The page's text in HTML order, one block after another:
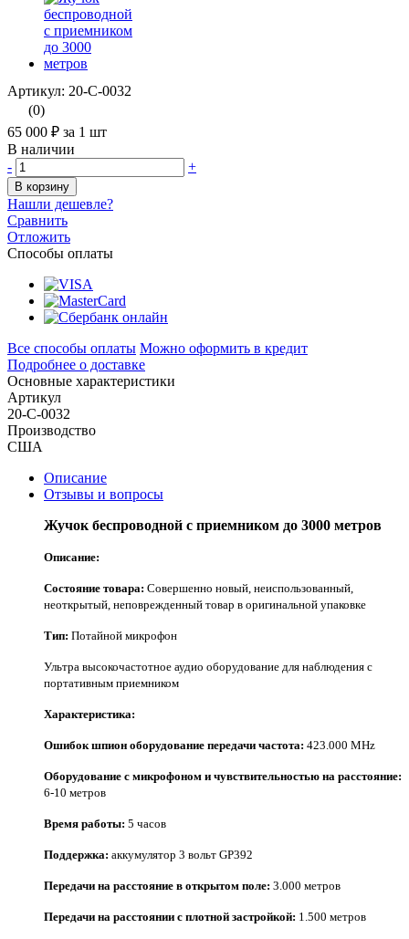
Артикул: 20-С-0032
(0)
65 000 ₽ за 1 шт
В наличии
-
+
В корзину
Нашли дешевле?
Сравнить
Отложить
Способы оплаты
Все способы оплаты Можно оформить в кредит
Подробнее о доставке
Основные характеристики
Артикул
20-С-0032
Производство
США
Описание
Отзывы и вопросы
Жучок беспроводной с приемником до 3000 метров
Описание:
Состояние товара: Совершенно новый, неиспользованный,
неоткрытый, неповрежденный товар в оригинальной упаковке
Тип: Потайной микрофон
Ультра высокочастотное аудио оборудование для наблюдения с
портативным приемником
Характеристика:
Ошибок шпион оборудование передачи частота: 423.000 MHz
Оборудование с микрофоном и чувствительностью на расстояние:
6-10 метров
Время работы: 5 часов
Поддержка: аккумулятор 3 вольт GP392
Передачи на расстояние в открытом поле: 3.000 метров
Передачи на расстоянии с плотной застройкой: 1.500 метров